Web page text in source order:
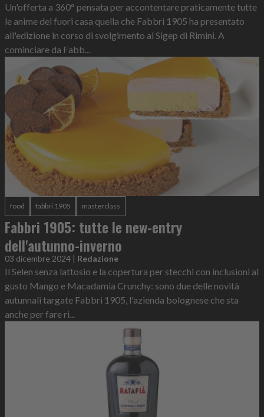
Un'offerta a 360° pensata per accontentare praticamente tutte
le anime del fuori casa quella che Fabbri 1905 ha presentato
all'edizione in corso di svolgimento al Sigep di Rimini. A
cominciare da Fabb...
food fabbri 1905 masterclass
Fabbri 1905: tutte le new-entry
dell'autunno-inverno
03 dicembre 2024 | Redazione
Il Selen senza lattosio e la copertura per stecchi con inclusioni al
gusto Mango e Macadamia Crunchy: sono due delle novità
autunnali targate Fabbri 1905, l'azienda bolognese che sta
anche per fare ri...